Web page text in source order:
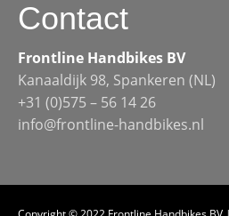
Contact
Frontline Handbikes BV
Kanaaldijk 98, Spankeren (NL)
+31 (0)575 – 56 14 26
info@frontline-handbikes.nl